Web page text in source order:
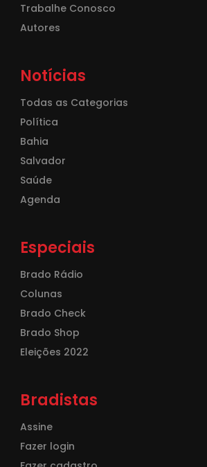
Trabalhe Conosco
Autores
Notícias
Todas as Categorias
Política
Bahia
Salvador
Saúde
Agenda
Especiais
Brado Rádio
Colunas
Brado Check
Brado Shop
Eleições 2022
Bradistas
Assine
Fazer login